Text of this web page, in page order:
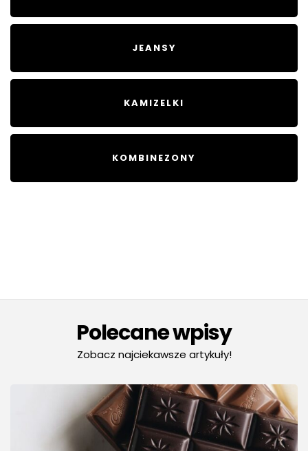
JEANSY
KAMIZELKI
KOMBINEZONY
Polecane wpisy
Zobacz najciekawsze artykuły!